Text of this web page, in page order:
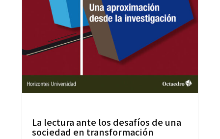
La lectura ante los desafíos de una
sociedad en transformación